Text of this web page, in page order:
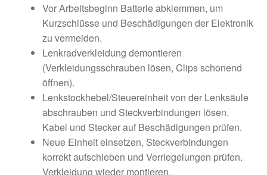
Vor Arbeitsbeginn Batterie abklemmen, um
Kurzschlüsse und Beschädigungen der Elektronik
zu vermeiden.
Lenkradverkleidung demontieren
(Verkleidungsschrauben lösen, Clips schonend
öffnen).
Lenkstockhebel/Steuereinheit von der Lenksäule
abschrauben und Steckverbindungen lösen.
Kabel und Stecker auf Beschädigungen prüfen.
Neue Einheit einsetzen, Steckverbindungen
korrekt aufschieben und Verriegelungen prüfen.
Verkleidung wieder montieren.